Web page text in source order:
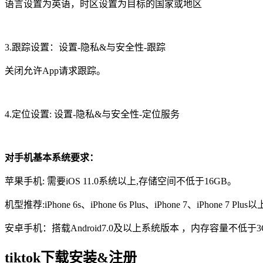
语言设置为英语，时区设置为目标的国家或地区
3.跟踪设置：设置-隐私&与安全性-跟踪
关闭允许App请求跟踪。
4.定位设置: 设置-隐私&与安全性-定位服务
对手机基本系统要求：
苹果手机: 需要iOS 11.0系统以上,存储空间不低于16GB。
机型推荐:iPhone 6s、iPhone 6s Plus、iPhone 7、iPhone 7 Plus以
安卓手机：搭载Android7.0及以上系统版本 ，内存容量不低于
tiktok下载安装&注册